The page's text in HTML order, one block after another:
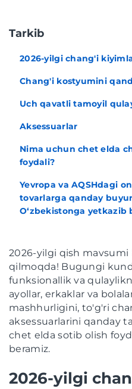
Tarkib
2026-yilgi chang'i
Chang'i kostyumini
Uch qavatli tamoyil
Aksessuarlar
Nima uchun chet elda
foydali?
Yevropa va AQSHdagi
tovarlarga qanday
O‘zbekistonga yetkazib
2026-yilgi qish mavsumi
qilmoqda! Bugungi
funksionallik va
ayollar, erkaklar va
mashhurligini, to'g'ri
aksessuarlarini qanday
chet elda sotib olish
beramiz.
2026-yilgi